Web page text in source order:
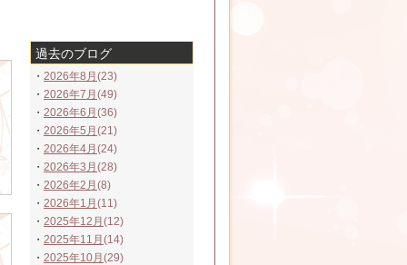
過去のブログ
・ 2026年8月(23)
・ 2026年7月(49)
・ 2026年6月(36)
・ 2026年5月(21)
・ 2026年4月(24)
・ 2026年3月(28)
・ 2026年2月(8)
・ 2026年1月(11)
・ 2025年12月(12)
・ 2025年11月(14)
・ 2025年10月(29)